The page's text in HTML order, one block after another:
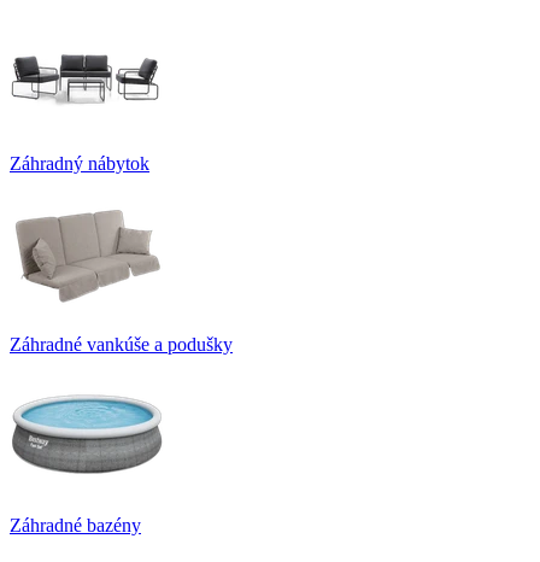
Záhradný nábytok
Záhradné vankúše a podušky
Záhradné bazény